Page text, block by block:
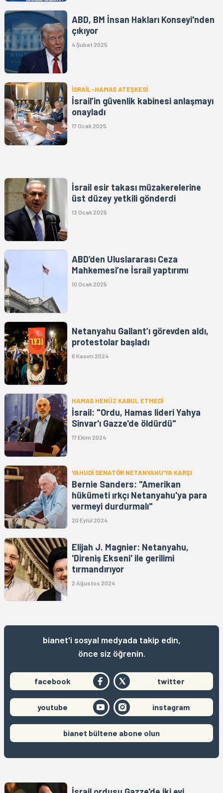
ABD, BM İnsan Hakları Konseyi'nden
çıkıyor
4 Şubat 2025
İSRAİL-HAMAS ATEŞKESİ
İsrail’in güvenlik kabinesi anlaşmayı
onayladı
17 Ocak 2025
İsrail esir takası müzakerelerine
üst düzey yetkili gönderdi
12 Ocak 2025
ABD’den Uluslararası Ceza
Mahkemesi’ne İsrail yaptırımı
10 Ocak 2025
Netanyahu Gallant’ı görevden aldı,
protestolar başladı
6 Kasım 2024
HAMAS HENÜZ KABUL ETMEDİ
İsrail: "Ordu, Hamas lideri Yahya
Sinvar'ı Gazze'de öldürdü"
17 Ekim 2024
YAHUDİ SENATÖR NETANYAHU'YA KARŞI
Bernie Sanders: "Amerikan
hükümeti ırkçı Netanyahu'ya para
vermeyi durdurmalı"
20 Eylül 2024
Elijah J. Magnier: Netanyahu,
'Direniş Ekseni' ile gerilimi
tırmandırıyor
2 Ağustos 2024
bianet'i sosyal medyada takip edin,
önce siz öğrenin.
facebook twitter
youtube instagram
bianet bültene abone olun